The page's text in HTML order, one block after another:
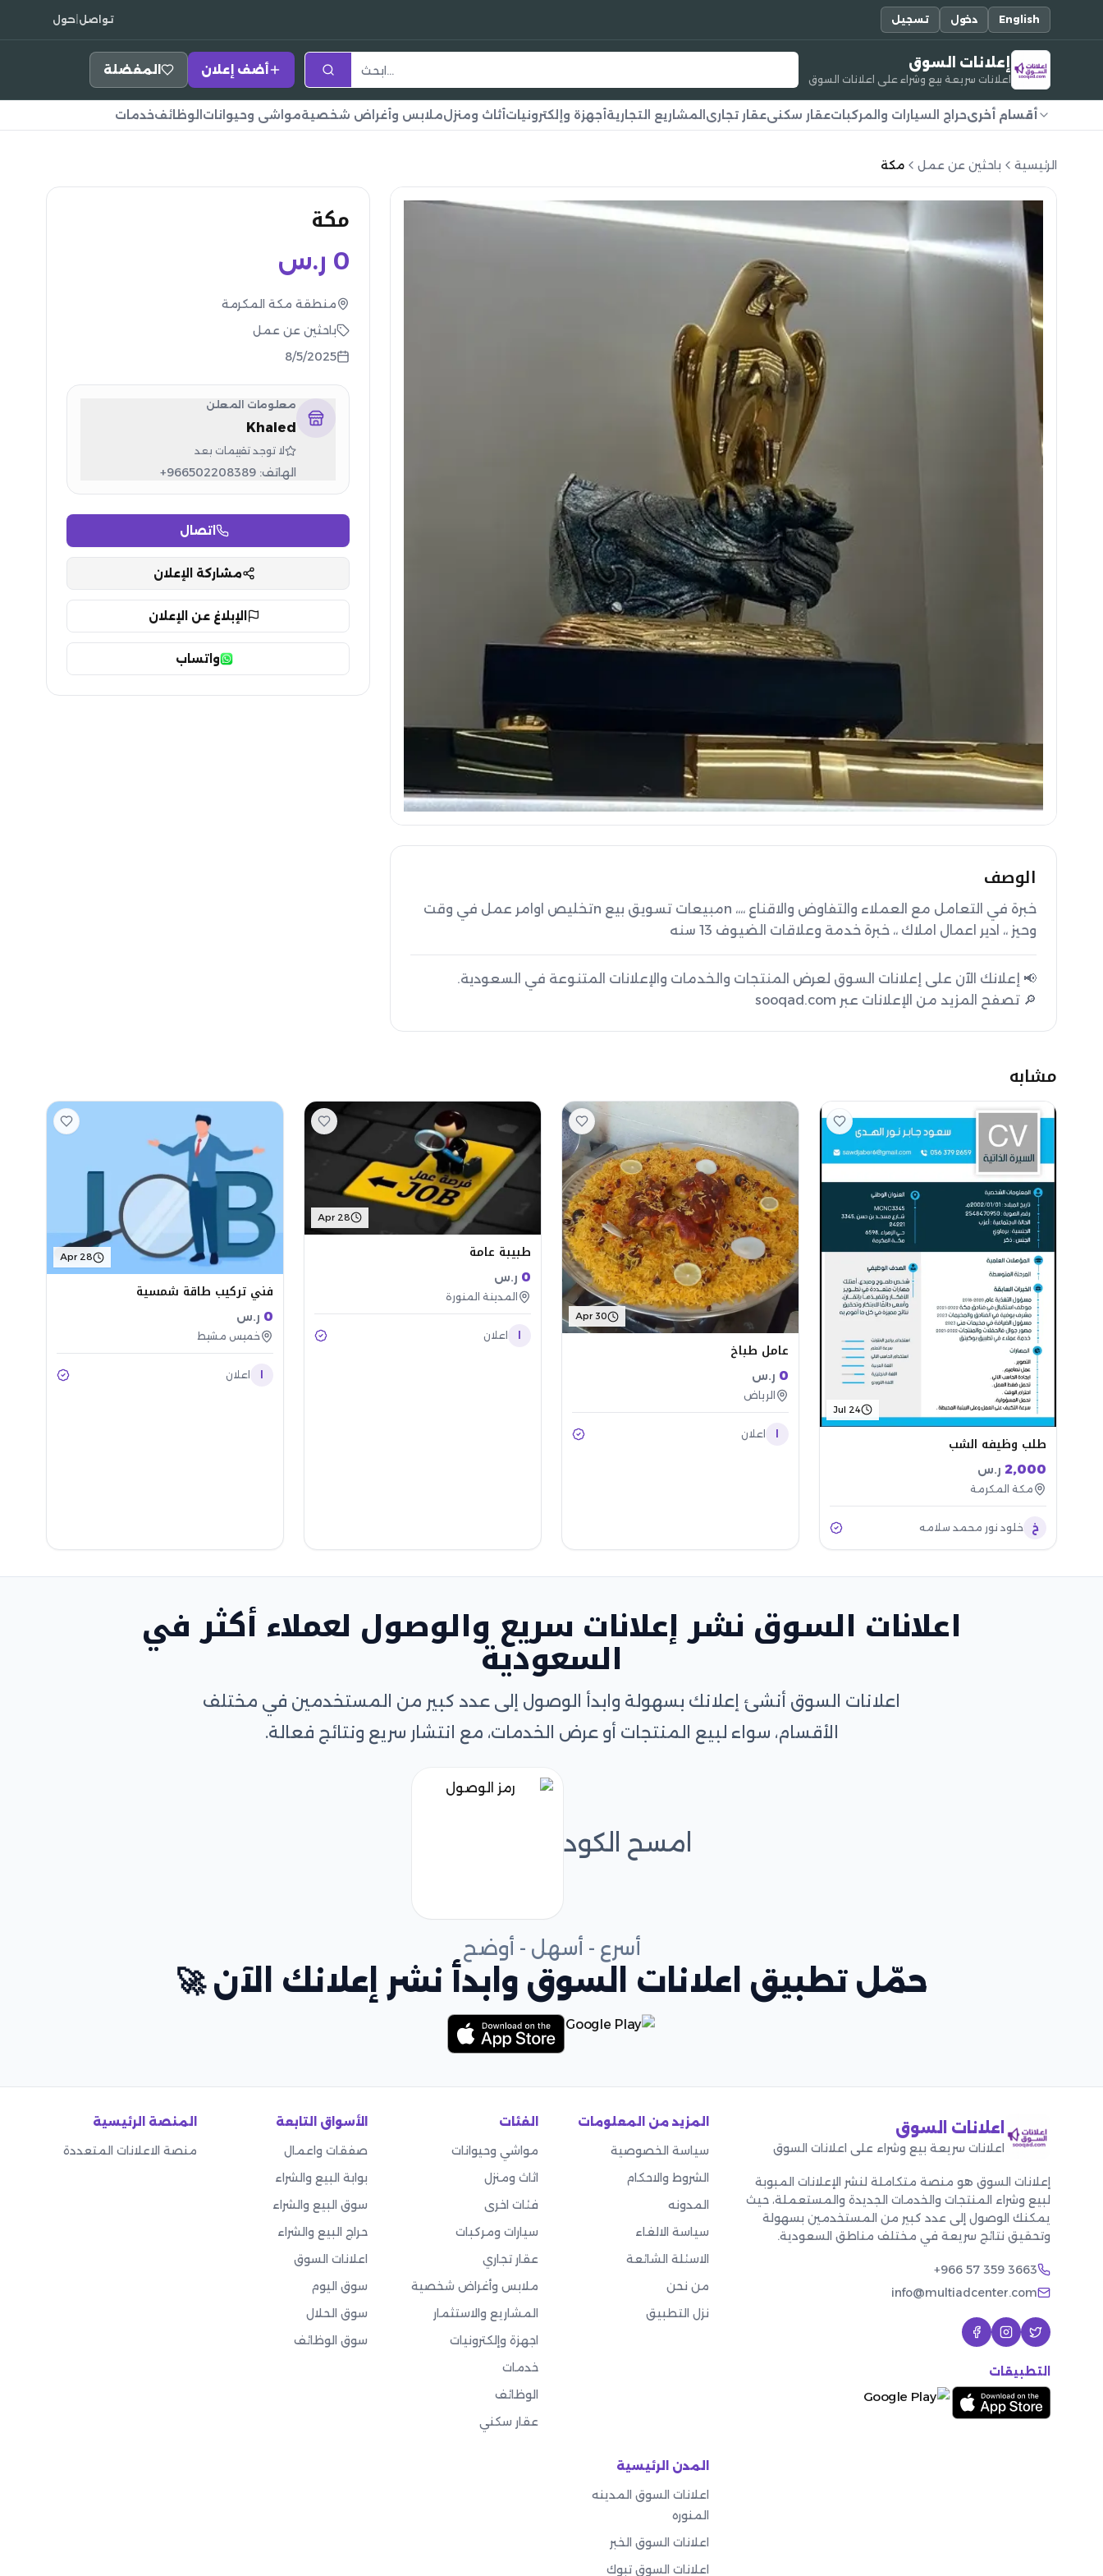
تواصل حول English دخول تسجيل
إعلانات السوق
اعلانات سريعة بيع وشراء على اعلانات السوق
أضف إعلان المفضلة
أقسام أخرىحراج السيارات والمركباتعقار سكنيعقار تجاري المشاريع التجاريةأجهزة وإلكترونياتأثاث ومنزلملابس وأغراض شخصيةمواشي وحيوانات الوظائفخدمات
الرئيسية باحثين عن عمل مكة
الوصف
وحيز ،، ادير اعمال املاك ،، خبرة خدمة وعلاقات الضيوف 13 سنه
🔎 تصفح المزيد من الإعلانات عبر sooqad.com
مكة
0 ر.س
منطقة مكة المكرمة
باحثين عن عمل
8/5/2025
معلومات المعلن
Khaled
لا توجد تقييمات بعد
الهاتف: +966502208389
اتصال
مشاركة الإعلان
الإبلاغ عن الإعلان
واتساب
مشابه
Jul 24
طلب وظيفه الشب
2,000 ر.س
مكة المكرمة
خ خلود نور محمد سلامه
Apr 30
عامل طباخ
0 ر.س
الرياض
اعلان
Apr 28
طبيبة عامة
0 ر.س
المدينة المنورة
اعلان
Apr 28
فني تركيب طاقة شمسية
0 ر.س
خميس مشيط
اعلان
اعلانات السوق نشر إعلانات سريع والوصول لعملاء أكثر في
السعودية
اعلانات السوق أنشئ إعلانك بسهولة وابدأ الوصول إلى عدد كبير من المستخدمين في مختلف
الأقسام، سواء لبيع المنتجات أو عرض الخدمات، مع انتشار سريع ونتائج فعالة.
امسح الكود
أسرع - أسهل - أوضح
حمّل تطبيق اعلانات السوق وابدأ نشر إعلانك الآن 🚀
اعلانات السوق
اعلانات سريعة بيع وشراء على اعلانات السوق
إعلانات السوق هو منصة متكاملة لنشر الإعلانات المبوبة
لبيع وشراء المنتجات والخدمات الجديدة والمستعملة، حيث
يمكنك الوصول إلى عدد كبير من المستخدمين بسهولة
وتحقيق نتائج سريعة في مختلف مناطق السعودية.
+966 57 359 3663
info@multiadcenter.com
التطبيقات
المزيد من المعلومات
سياسة الخصوصية
الشروط والاحكام
المدونه
سياسة الالغاء
الاسئلة الشائعة
من نحن
نزل التطبيق
الفئات
مواشي وحيوانات
اثاث ومنزل
فئات اخرى
سيارات ومركبات
عقار تجاري
ملابس وأغراض شخصية
المشاريع والاستثمار
اجهزة وإلكترونيات
خدمات
الوظائف
عقار سكني
الأسواق التابعة
صفقات واعمال
بوابة البيع والشراء
سوق البيع والشراء
حراج البيع والشراء
اعلانات السوق
سوق اليوم
سوق الحلال
سوق الوظائف
المنصة الرئيسية
منصة الاعلانات المتعددة
المدن الرئيسية
اعلانات السوق المدينه
المنوره
اعلانات السوق الخبر
اعلانات السوق تبوك